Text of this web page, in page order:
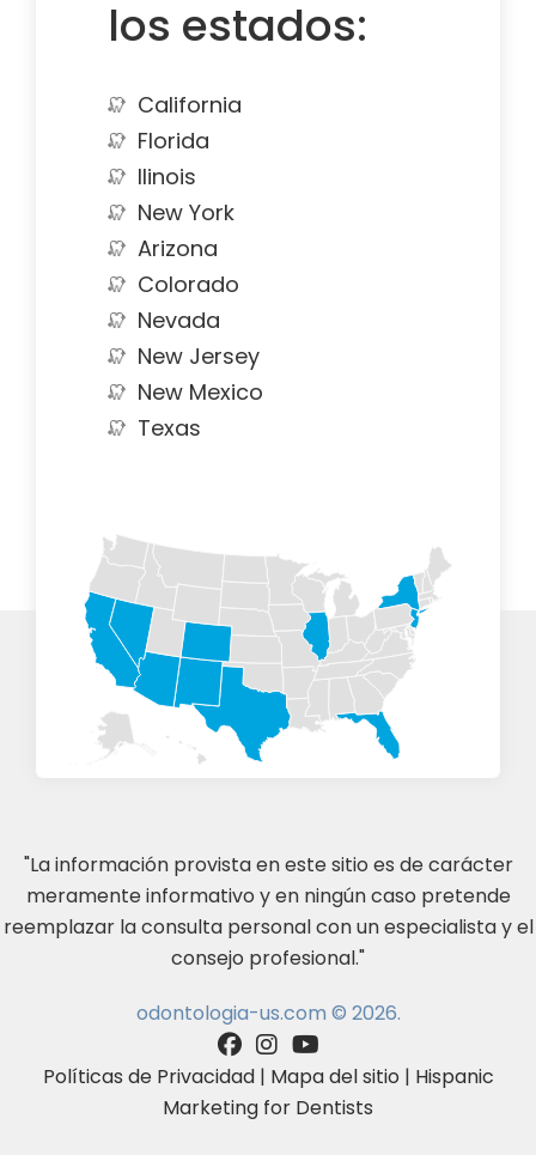
los estados:
California
Florida
Ilinois
New York
Arizona
Colorado
Nevada
New Jersey
New Mexico
Texas
"La información provista en este sitio es de carácter
meramente informativo y en ningún caso pretende
reemplazar la consulta personal con un especialista y el
consejo profesional."
odontologia-us.com © 2026.
Políticas de Privacidad| Mapa del sitio | Hispanic
Marketing for Dentists